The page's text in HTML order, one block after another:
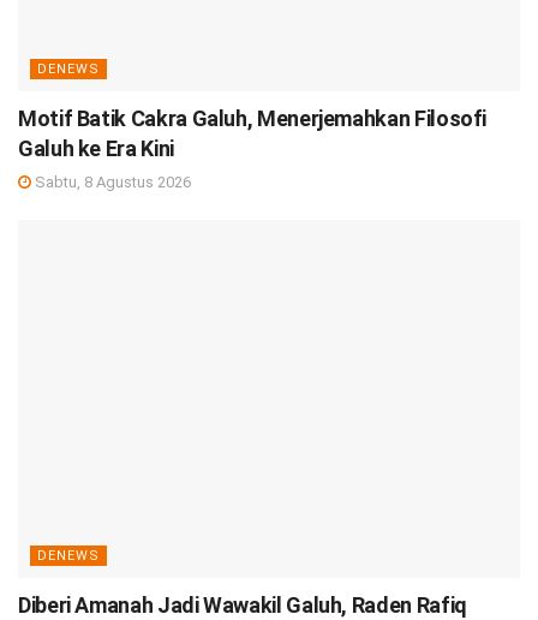
DENEWS
Motif Batik Cakra Galuh, Menerjemahkan Filosofi
Galuh ke Era Kini
Sabtu, 8 Agustus 2026
DENEWS
Diberi Amanah Jadi Wawakil Galuh, Raden Rafiq